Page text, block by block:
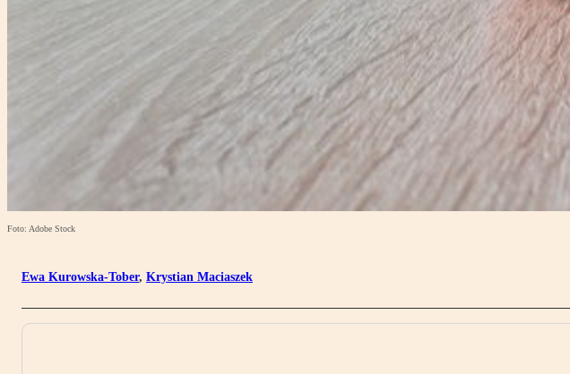
Foto: Adobe Stock
Ewa Kurowska-Tober, Krystian Maciaszek